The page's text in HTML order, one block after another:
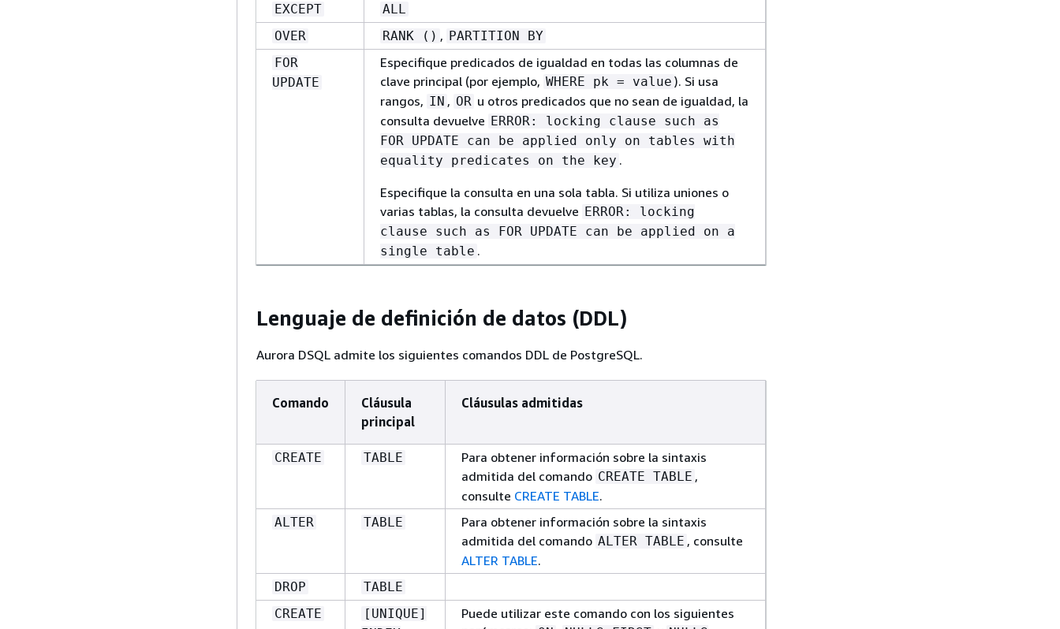
EXCEPT
ALL
OVER
RANK () , PARTITION BY
FOR
UPDATE
Especifique predicados de igualdad en todas las columnas de
clave principal (por ejemplo, WHERE pk = value ). Si usa
rangos, IN , OR u otros predicados que no sean de igualdad, la
consulta devuelve ERROR: locking clause such as
FOR UPDATE can be applied only on tables with
equality predicates on the key .
Especifique la consulta en una sola tabla. Si utiliza uniones o
varias tablas, la consulta devuelve ERROR: locking
clause such as FOR UPDATE can be applied on a
single table .
Lenguaje de definición de datos (DDL)
Aurora DSQL admite los siguientes comandos DDL de PostgreSQL.
Comando
Cláusula
principal
Cláusulas admitidas
CREATE TABLE
Para obtener información sobre la sintaxis
admitida del comando CREATE TABLE ,
consulte CREATE TABLE.
ALTER TABLE
Para obtener información sobre la sintaxis
admitida del comando ALTER TABLE , consulte
ALTER TABLE.
DROP
TABLE
CREATE
[UNIQUE]
Puede utilizar este comando con los siguientes